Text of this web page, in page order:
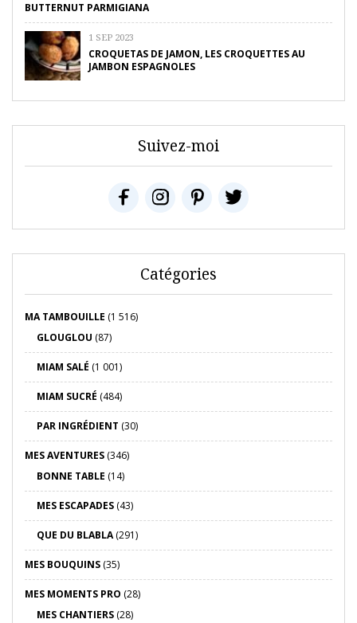
BUTTERNUT PARMIGIANA
1 SEP 2023
CROQUETAS DE JAMON, LES CROQUETTES AU
JAMBON ESPAGNOLES
Suivez-moi
Catégories
MA TAMBOUILLE (1 516)
GLOUGLOU (87)
MIAM SALÉ (1 001)
MIAM SUCRÉ (484)
PAR INGRÉDIENT (30)
MES AVENTURES (346)
BONNE TABLE (14)
MES ESCAPADES (43)
QUE DU BLABLA(291)
MES BOUQUINS (35)
MES MOMENTS PRO (28)
MES CHANTIERS (28)